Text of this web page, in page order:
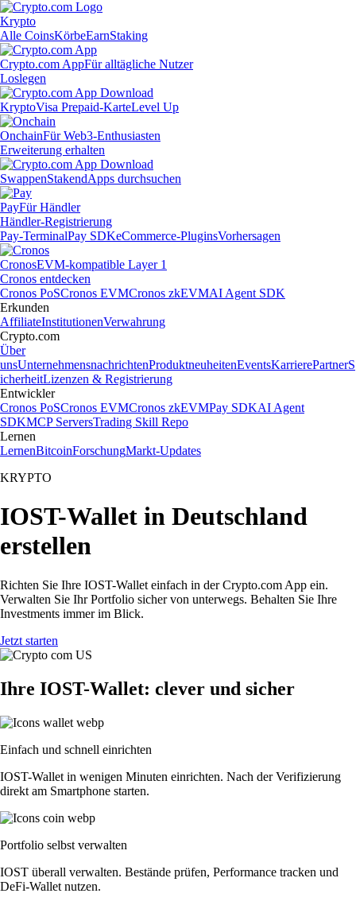
Krypto
Alle CoinsKörbeEarnStaking
Crypto.com AppFür alltägliche Nutzer
Loslegen
KryptoVisa Prepaid-KarteLevel Up
OnchainFür Web3-Enthusiasten
Erweiterung erhalten
SwappenStakendApps durchsuchen
PayFür Händler
Händler-Registrierung
Pay-TerminalPay SDKeCommerce-PluginsVorhersagen
CronosEVM-kompatible Layer 1
Cronos entdecken
Cronos PoSCronos EVMCronos zkEVMAI Agent SDK
Erkunden
AffiliateInstitutionenVerwahrung
Crypto.com
Über
unsUnternehmensnachrichtenProduktneuheitenEventsKarrierePartnerS
icherheitLizenzen & Registrierung
Entwickler
Cronos PoSCronos EVMCronos zkEVMPay SDKAI Agent
SDKMCP ServersTrading Skill Repo
Lernen
LernenBitcoinForschungMarkt-Updates
KRYPTO
IOST-Wallet in Deutschland
erstellen
Richten Sie Ihre IOST-Wallet einfach in der Crypto.com App ein.
Verwalten Sie Ihr Portfolio sicher von unterwegs. Behalten Sie Ihre
Investments immer im Blick.
Jetzt starten
Ihre IOST-Wallet: clever und sicher
Einfach und schnell einrichten
IOST-Wallet in wenigen Minuten einrichten. Nach der Verifizierung
direkt am Smartphone starten.
Portfolio selbst verwalten
IOST überall verwalten. Bestände prüfen, Performance tracken und
DeFi-Wallet nutzen.